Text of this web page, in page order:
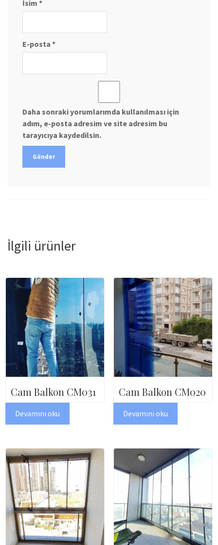
İsim *
E-posta *
Daha sonraki yorumlarımda kullanılması için
adım, e-posta adresim ve site adresim bu
tarayıcıya kaydedilsin.
İlgili ürünler
Cam Balkon CM031
Devamını oku
Cam Balkon CM020
Devamını oku